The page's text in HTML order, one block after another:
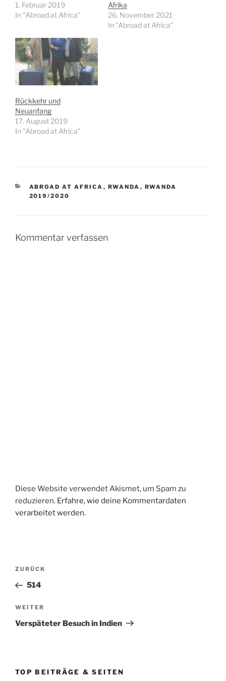
1. Februar 2019
In "Abroad at Africa"
Afrika
26. November 2021
In "Abroad at Africa"
Rückkehr und
Neuanfang
17. August 2019
In "Abroad at Africa"
KATEGORIEN
ABROAD AT AFRICA , RWANDA , RWANDA
2019/2020
Kommentar verfassen
Diese Website verwendet Akismet, um Spam zu
reduzieren. Erfahre, wie deine Kommentardaten
verarbeitet werden.
Beitragsnavigation
Vorheriger
Beitrag
ZURÜCK
514
Nächster
Beitrag
WEITER
Verspäteter Besuch in Indien
TOP BEITRÄGE & SEITEN